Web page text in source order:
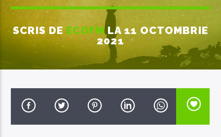
ACUM ÎN DIRECT
SUPRADOZA DE DOR
TAXI FEAT. IRINA RIMES
SCRIS DEECOFMLA 11 OCTOMBRIE
2021